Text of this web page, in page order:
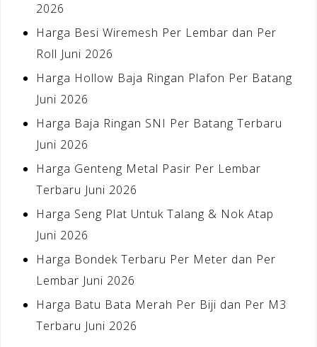
2026
Harga Besi Wiremesh Per Lembar dan Per
Roll Juni 2026
Harga Hollow Baja Ringan Plafon Per Batang
Juni 2026
Harga Baja Ringan SNI Per Batang Terbaru
Juni 2026
Harga Genteng Metal Pasir Per Lembar
Terbaru Juni 2026
Harga Seng Plat Untuk Talang & Nok Atap
Juni 2026
Harga Bondek Terbaru Per Meter dan Per
Lembar Juni 2026
Harga Batu Bata Merah Per Biji dan Per M3
Terbaru Juni 2026